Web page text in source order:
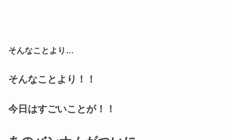
そんなことより…
そんなことより！！
今日はすごいことが！！